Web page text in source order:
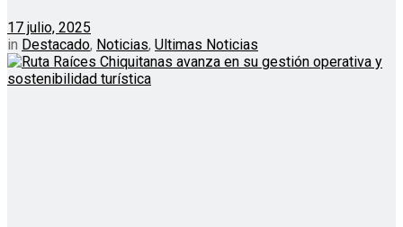
17 julio, 2025
in Destacado, Noticias, Ultimas Noticias